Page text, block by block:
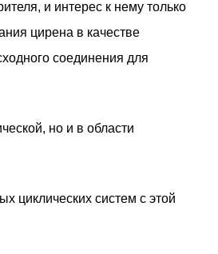
и интерес к нему только
цирена в качестве
соединения для
но и в области
систем с этой